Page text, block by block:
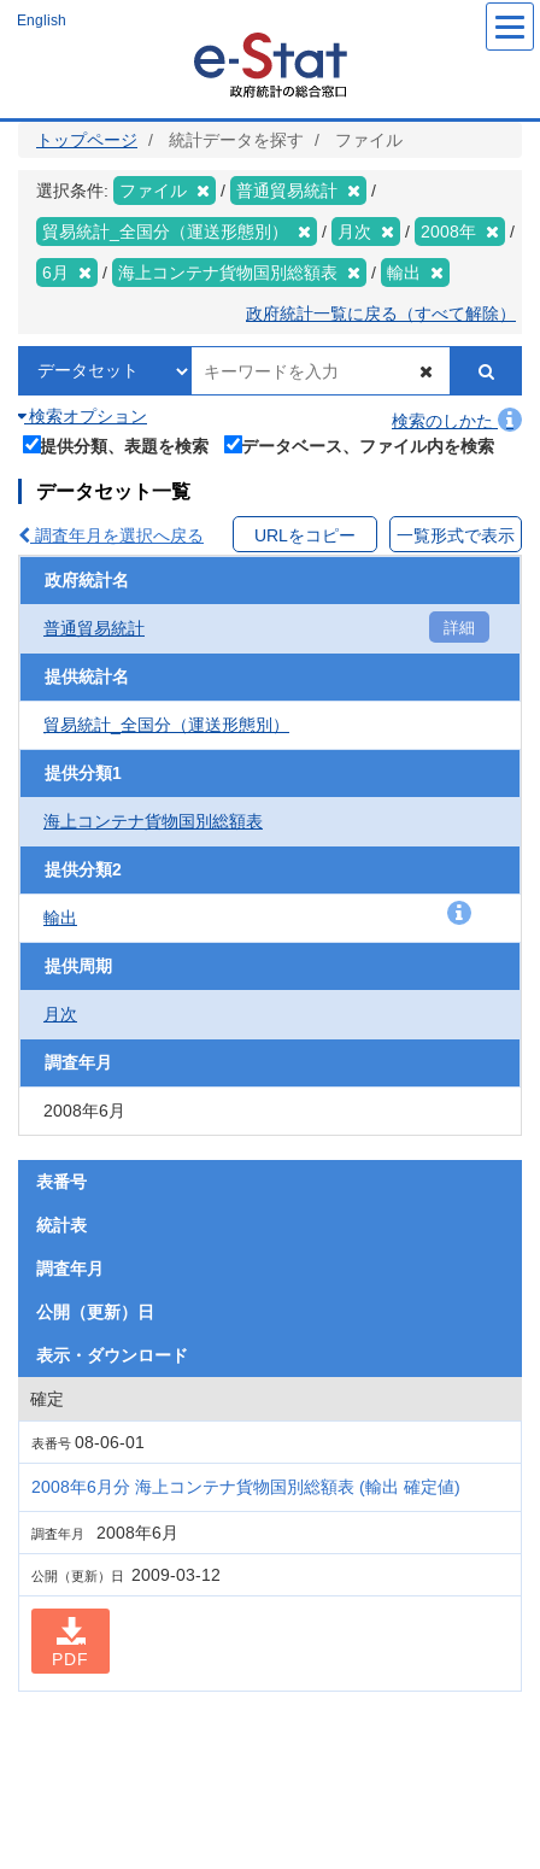
ツ
English
トップページ 統計データを探す ファイル
選択条件: ファイル 普通貿易統計
貿易統計_全国分（運送形態別） 月次 2008年
6月 海上コンテナ貨物国別総額表 輸出
政府統計一覧に戻る（すべて解除）
検索オプション
検索のしかた
提供分類、表題を検索
データベース、ファイル内を検索
データセット一覧
調査年月を選択へ戻る URLをコピー 一覧形式で表示
政府統計名
普通貿易統計 詳細
提供統計名
貿易統計_全国分（運送形態別）
提供分類1
海上コンテナ貨物国別総額表
提供分類2
輸出
提供周期
月次
調査年月
2008年6月
表番号
統計表
調査年月
公開（更新）日
表示・ダウンロード
確定
表番号 08-06-01
2008年6月分 海上コンテナ貨物国別総額表 (輸出 確定値)
調査年月 2008年6月
公開（更新）日 2009-03-12
PDF